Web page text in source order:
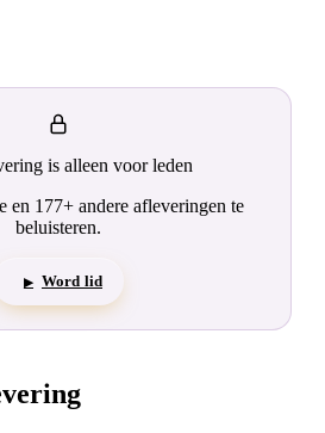
is alleen voor leden
en 177+ andere afleveringen te
beluisteren.
▶ Word lid